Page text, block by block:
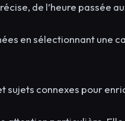
de l’heure passée
en sélectionnant une
sujets connexes pour